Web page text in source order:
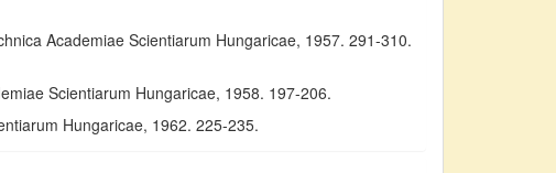
Academiae Scientiarum Hungaricae, 1957. 291-310.
Scientiarum Hungaricae, 1958. 197-206.
Hungaricae, 1962. 225-235.